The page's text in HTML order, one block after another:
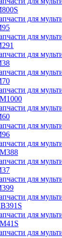
для
для
для
для
для
для
для
для
для
для
для
для
для